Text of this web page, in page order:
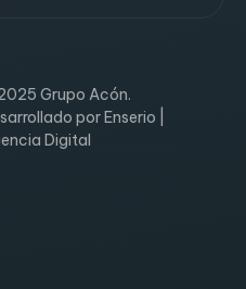
Grupo Acón.
por Enserio |
Digital